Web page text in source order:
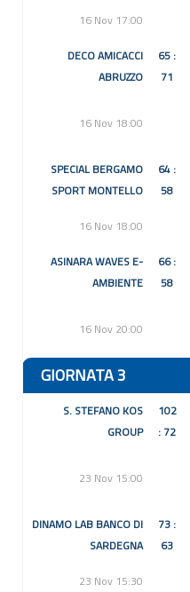
16 Nov 17:00
DECO AMICACCI
ABRUZZO
65 :
71
16 Nov 18:00
SPECIAL BERGAMO
SPORT MONTELLO
64 :
58
16 Nov 18:00
ASINARA WAVES E-
AMBIENTE
66 :
58
16 Nov 20:00
GIORNATA 3
S. STEFANO KOS
GROUP
102
: 72
23 Nov 15:00
DINAMO LAB BANCO DI
SARDEGNA
73 :
63
23 Nov 15:30